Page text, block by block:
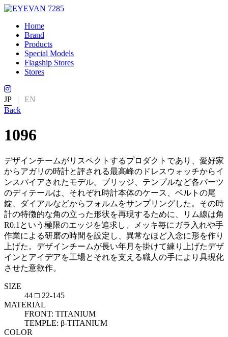
Home
Brand
Products
Special Models
Flagship Stores
Stores
JP |
EN
Back
1096
デザインチームがリスペクトするプロダクトであり、愛好家
からアガリの時計と評される最高峰のドレスウォッチからイ
ンスパイアされたモデル。ブリッジ、テンプルなど各パーツ
のディテールは、それぞれ時計本体のケース、ベルトの尾
錠、ダイアルなどからフォルムをサンプリングした。その時
計の特徴的な角の立った形状を再現するために、リム線は角
R0.1という極限のエッジを追求し、メッキ毎にガラ入れや手
作業による研磨の時間を設定し、異常なほど入念に形を作り
上げた。デザインチームが長い年月を掛けて練り上げたデザ
インとアイデアを工場とそれを支える職人の手により具現化
させた意欲作。
SIZE
44 □ 22-145
MATERIAL
FRONT: TITANIUM
TEMPLE: β-TITANIUM
COLOR